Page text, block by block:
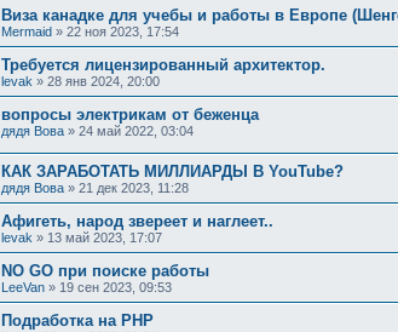
Виза канадке для учебы и работы в Европе
Mermaid » 22 ноя 2023, 17:54
Требуется лицензированный архитектор.
levak » 28 янв 2024, 20:00
вопросы электрикам от беженца
дядя Вова » 24 май 2022, 03:04
КАК ЗАРАБОТАТЬ МИЛЛИАРДЫ В YouTube?
дядя Вова » 21 дек 2023, 11:28
Афигеть, народ звереет и наглеет..
levak » 13 май 2023, 17:07
NO GO при поиске работы
LeeVan » 19 сен 2023, 09:53
Подработка на PHP